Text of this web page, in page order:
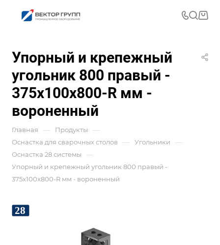
Упорный и крепежный
угольник 800 правый -
375x100x800-R мм -
вороненный
Главная — Продукты —
Оснастка для сварочных столов — Угольники —
Оснастка 28 системы —
Упорный и крепежный угольник 800 правый -
375x100x800-R мм - вороненный